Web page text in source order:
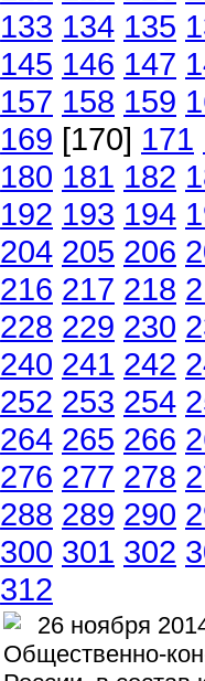
133 134 135
145 146 147
157 158 159
169 [170] 171
180 181 182
192 193 194
204 205 206
216 217 218
228 229 230
240 241 242
252 253 254
264 265 266
276 277 278
288 289 290
300 301 302
312
26 ноября
Общественно-